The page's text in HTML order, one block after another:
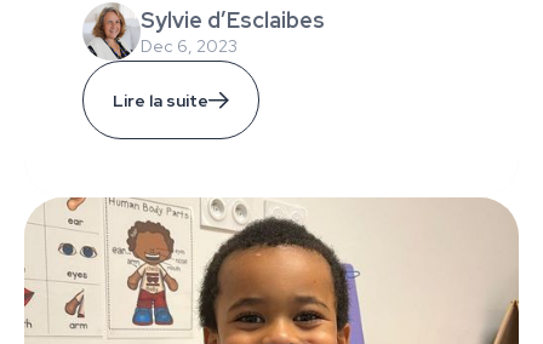
ans ? Sylvie d’Esclaibes
Dec 6, 2023
Lire la suite